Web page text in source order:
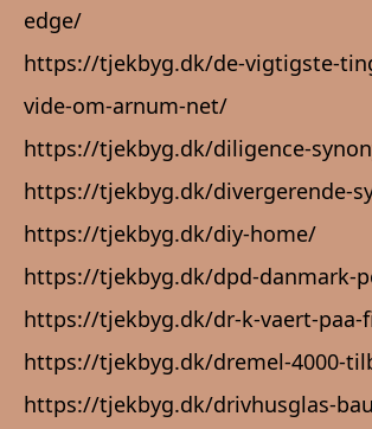
edge/
https://tjekbyg.dk/de-vigtigste-
vide-om-arnum-net/
https://tjekbyg.dk/diligence-
https://tjekbyg.dk/divergerende-
https://tjekbyg.dk/diy-home/
https://tjekbyg.dk/dpd-danmark-
https://tjekbyg.dk/dr-k-vaert-paa-
https://tjekbyg.dk/dremel-4000-
https://tjekbyg.dk/drivhusglas-